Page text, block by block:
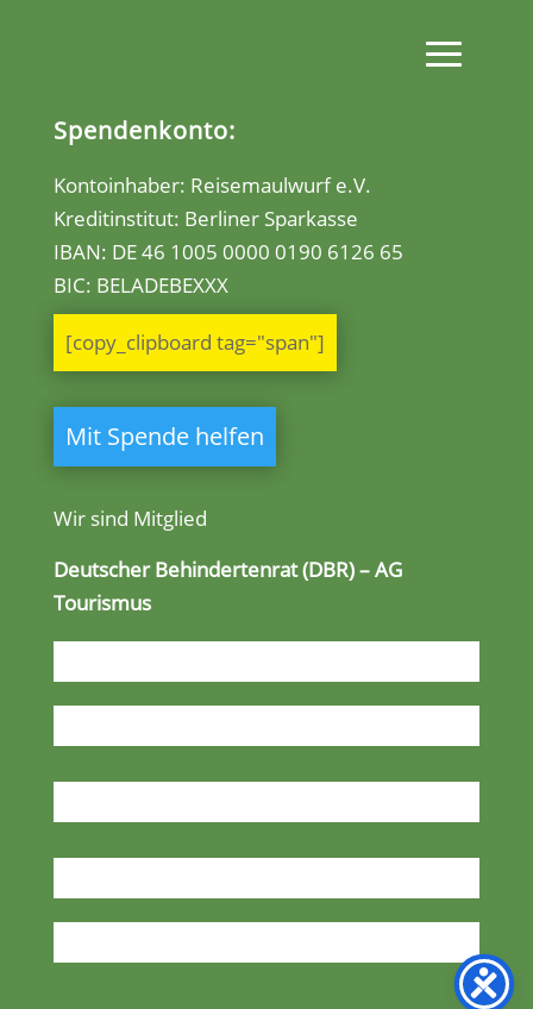
Spendenkonto:
Kontoinhaber: Reisemaulwurf e.V.
Kreditinstitut: Berliner Sparkasse
IBAN: DE 46 1005 0000 0190 6126 65
BIC: BELADEBEXXX
[copy_clipboard tag="span"]
Mit Spende helfen
Wir sind Mitglied
Deutscher Behindertenrat (DBR) – AG
Tourismus